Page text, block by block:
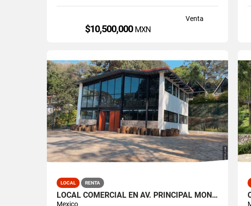
Venta
$10,500,000 MXN
LOCAL RENTA
LOCAL COMERCIAL EN AV. PRINCIPAL MONTE ALTO
Mexico